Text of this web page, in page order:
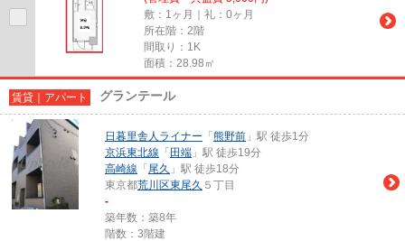
敷：1ヶ月｜礼：0ヶ月
所在階：2階
間取り：1K
面積：28.98㎡
賃貸｜アパート グランテール
日暮里舎人ライナー 「 熊野前 」駅 徒歩1分
京浜東北線 「 田端 」駅 徒歩19分
高崎線 「 尾久 」駅 徒歩18分
東京都荒川区東尾久 ５丁目
-
築年数：築8年
階数：3階建